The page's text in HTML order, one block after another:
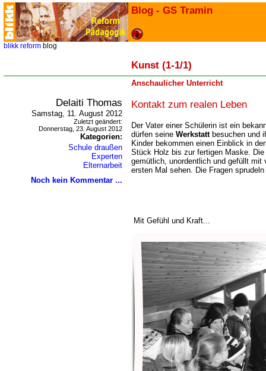
Blog - GS Tramin
blikk reform blog
Kunst (1-1/1)
Anschaulicher Unterricht
Delaiti Thomas
Samstag, 11. August 2012
Zuletzt geändert:
Donnerstag, 23. August 2012
Kategorien:
Schule draußen
Experten
Elternarbeit
Noch kein Kommentar ...
Kontakt zum realen Leben
Der Vater einer Schülerin ist ein
dürfen seine Werkstattbesuchen und
Kinder bekommen einen Einblick in
Stück Holz bis zur fertigen Maske.
gemütlich, unordentlich und gefüllt mit
ersten Mal sehen. Die Fragen
Mit Gefühl und Kraft...